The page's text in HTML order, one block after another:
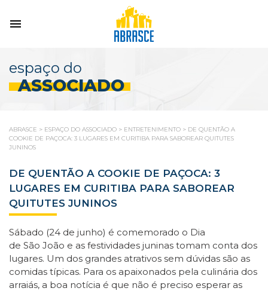
espaço do
ASSOCIADO
ABRASCE > ESPAÇO DO ASSOCIADO > ENTRETENIMENTO > DE QUENTÃO A
COOKIE DE PAÇOCA: 3 LUGARES EM CURITIBA PARA SABOREAR QUITUTES
JUNINOS
DE QUENTÃO A COOKIE DE PAÇOCA: 3
LUGARES EM CURITIBA PARA SABOREAR
QUITUTES JUNINOS
Sábado (24 de junho) é comemorado o Dia
de São João e as festividades juninas tomam conta dos
lugares. Um dos grandes atrativos sem dúvidas são as
comidas típicas. Para os apaixonados pela culinária dos
arraiás, a boa notícia é que não é preciso esperar as